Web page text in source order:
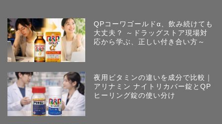
QPコーワゴールドα、飲み続けても
大丈夫？ ～ドラッグストア現場対
応から学ぶ、正しい付き合い方～
夜用ビタミンの違いを成分で比較｜
アリナミン ナイトリカバー錠とQP
ヒーリング錠の使い分け